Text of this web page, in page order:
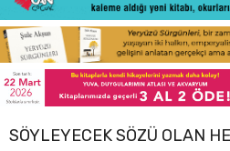
SÖYLEYECEK SÖZÜ OLAN